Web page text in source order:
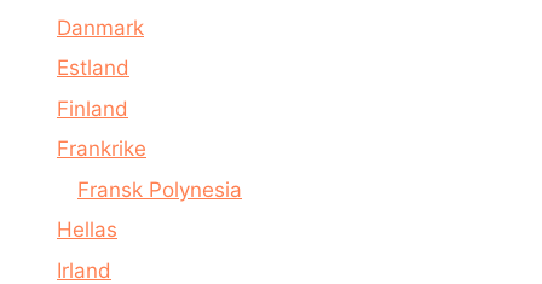
Danmark
Estland
Finland
Frankrike
Fransk Polynesia
Hellas
Irland